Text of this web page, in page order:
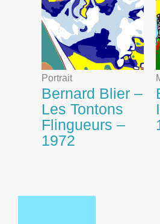
Portrait
Bernard Blier –
Les Tontons
Flingueurs –
1972